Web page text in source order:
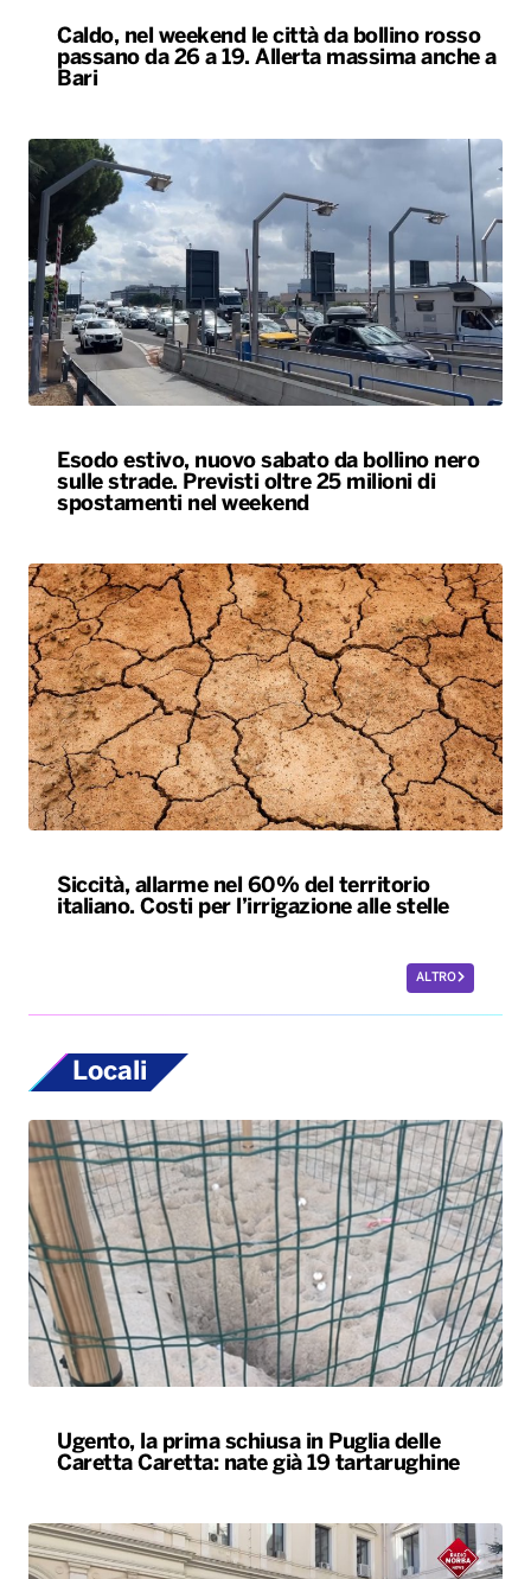
Caldo, nel weekend le città da bollino rosso
passano da 26 a 19. Allerta massima anche a
Bari
Esodo estivo, nuovo sabato da bollino nero
sulle strade. Previsti oltre 25 milioni di
spostamenti nel weekend
Siccità, allarme nel 60% del territorio
italiano. Costi per l’irrigazione alle stelle
ALTRO
Locali
Ugento, la prima schiusa in Puglia delle
Caretta Caretta: nate già 19 tartarughine